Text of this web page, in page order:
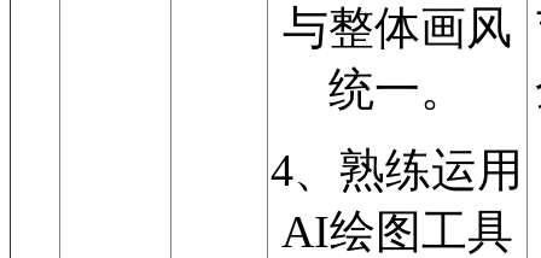
与整体画风
统一。
4、熟练运用
AI绘图工具